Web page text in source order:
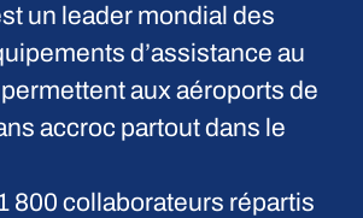
un leader mondial des
d’assistance au
aux aéroports de
accroc partout dans le
800 collaborateurs répartis